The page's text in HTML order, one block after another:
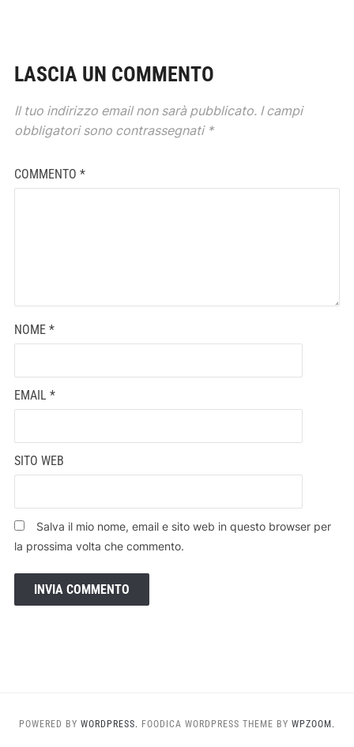
LASCIA UN COMMENTO
Il tuo indirizzo email non sarà pubblicato. I campi
obbligatori sono contrassegnati *
COMMENTO *
NOME *
EMAIL *
SITO WEB
Salva il mio nome, email e sito web in questo browser per
la prossima volta che commento.
POWERED BY WORDPRESS. FOODICA WORDPRESS THEME BY WPZOOM.